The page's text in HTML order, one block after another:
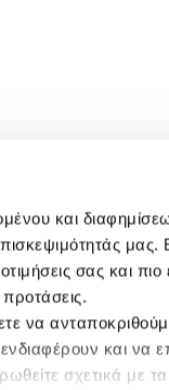
και
μας.
σας και πιο
να
και να
σχετικά με